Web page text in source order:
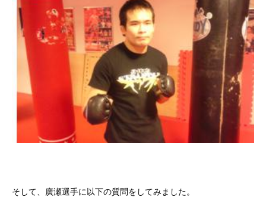
そして、廣瀬選手に以下の質問をしてみました。